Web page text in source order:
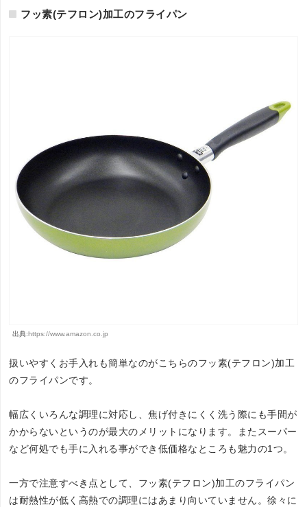
フッ素(テフロン)加工のフライパン
出典:https://www.amazon.co.jp
扱いやすくお手入れも簡単なのがこちらのフッ素(テフロン)加工
のフライパンです。
幅広くいろんな調理に対応し、焦げ付きにくく洗う際にも手間が
かからないというのが最大のメリットになります。またスーパー
など何処でも手に入れる事ができ低価格なところも魅力の1つ。
一方で注意すべき点として、フッ素(テフロン)加工のフライパン
は耐熱性が低く高熱での調理にはあまり向いていません。徐々に